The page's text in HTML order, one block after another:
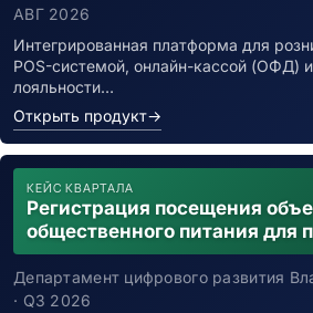
АВГ 2026
Интегрированная платформа для
POS-системой, онлайн-кассой (ОФД)
лояльности…
Открыть продукт→
КЕЙС КВАРТАЛА
Регистрация посещения
общественного питания для
уведомления о возможном
заболевшим новой
инфекцией
Департамент цифрового развития
· Q3 2026